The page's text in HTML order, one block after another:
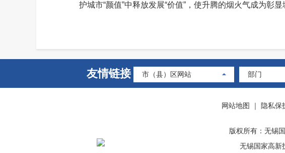
护城市“颜值”中释放发展“价值”，使升腾的烟火气成为彰
友情链接 市（县）区网站 部门
网站地图 ｜ 隐私保
版权所有：无锡
无锡国家高新